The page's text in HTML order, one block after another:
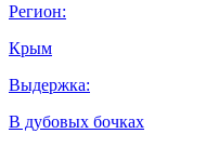
Регион:
Крым
Выдержка:
В дубовых бочках